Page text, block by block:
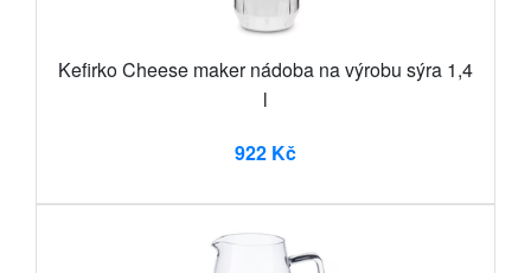
Kefirko Cheese maker nádoba na výrobu sýra 1,4
l
922 Kč